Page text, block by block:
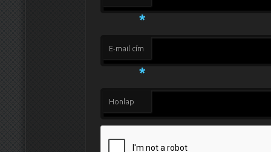
*
E-mail cím
*
Honlap